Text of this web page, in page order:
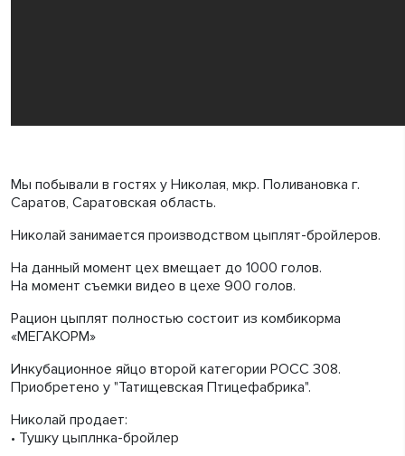
Мы побывали в гостях у Николая, мкр. Поливановка г.
Саратов, Саратовская область.
Николай занимается производством цыплят-бройлеров.
На данный момент цех вмещает до 1000 голов.
На момент съемки видео в цехе 900 голов.
Рацион цыплят полностью состоит из комбикорма
«МЕГАКОРМ»
Инкубационное яйцо второй категории РОСС 308.
Приобретено у "Татищевская Птицефабрика".
Николай продает:
• Тушку цыплнка-бройлер